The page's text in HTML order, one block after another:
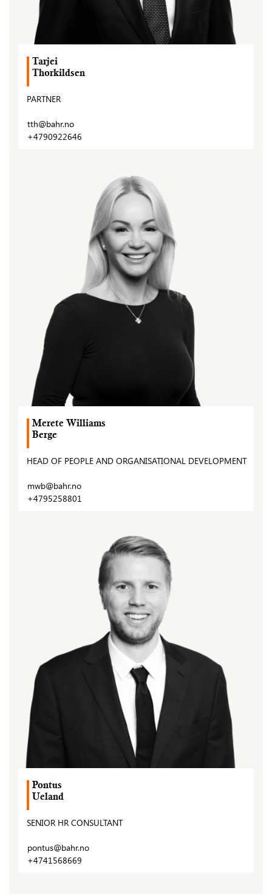
Tarjei
Thorkildsen
PARTNER
tth@bahr.no
+4790922646
Merete Williams
Berge
HEAD OF PEOPLE AND ORGANISATIONAL DEVELOPMENT
mwb@bahr.no
+4795258801
Pontus
Ueland
SENIOR HR CONSULTANT
pontus@bahr.no
+4741568669